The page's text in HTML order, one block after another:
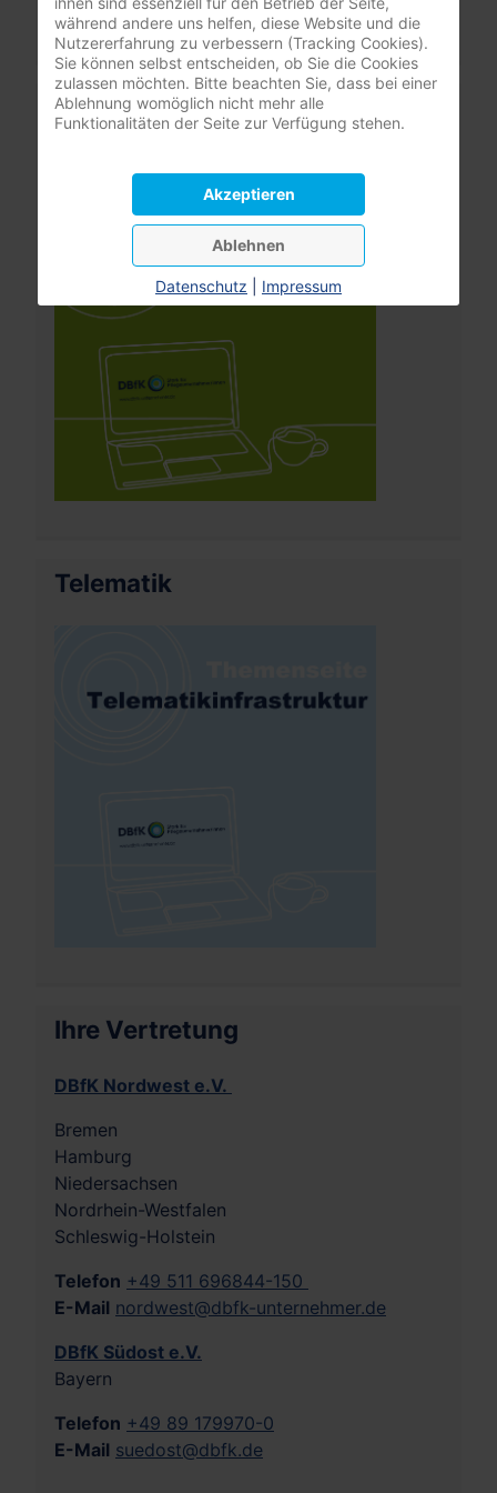
Benutzername vergessen?
Leistungsrechner
Pflegeversicherung
Telematik
Ihre Vertretung
DBfK Nordwest e.V.
Bremen
Hamburg
Niedersachsen
Nordrhein-Westfalen
Schleswig-Holstein
Telefon +49 511 696844-150
E-Mail nordwest@dbfk-unternehmer.de
DBfK Südost e.V.
Bayern
Telefon +49 89 179970-0
E-Mail suedost@dbfk.de
während andere uns helfen, diese Website und die
Nutzererfahrung zu verbessern (Tracking Cookies).
Sie können selbst entscheiden, ob Sie die Cookies
zulassen möchten. Bitte beachten Sie, dass bei einer
Ablehnung womöglich nicht mehr alle
Funktionalitäten der Seite zur Verfügung stehen.
Akzeptieren
Ablehnen
Datenschutz Impressum